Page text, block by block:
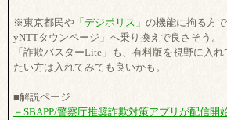
※東京都民や 「デジポリス」 の機能に拘る方
yNTTタウンページ」へ乗り換えで良さそう。
「詐欺バスターLite」も、有料版を視野に入
たい方は入れてみても良いかも。
■解説ページ
－SBAPP/警察庁推奨詐欺対策アプリが配信開